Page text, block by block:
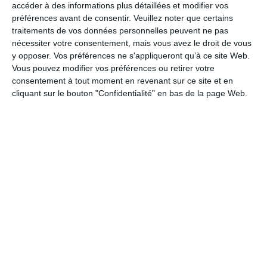
accéder à des informations plus détaillées et modifier vos
préférences avant de consentir. Veuillez noter que certains
traitements de vos données personnelles peuvent ne pas
nécessiter votre consentement, mais vous avez le droit de vous
y opposer. Vos préférences ne s'appliqueront qu’à ce site Web.
Vous pouvez modifier vos préférences ou retirer votre
consentement à tout moment en revenant sur ce site et en
cliquant sur le bouton "Confidentialité" en bas de la page Web.
Fox Transfer Factory Kashima interne, chasse
réglable, diamètre 31,6 mm, taille S : 95 mm -120 mm,
taille M : 125 mm -150 mm, taille ML taille L : 155 mm
-180 mm, taille L : 185 mm -210 mmm, taille XL : 185
mm – 210 mm
Selle